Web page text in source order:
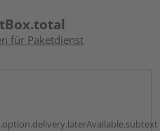
für Paketdienst